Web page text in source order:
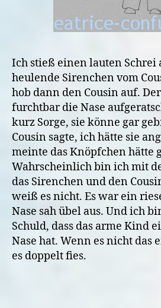
Ich stieß einen lauten Schrei
heulende Sirenchen vom
hob dann den Cousin auf.
furchtbar die Nase
kurz Sorge, sie könne gar
Cousin sagte, ich hätte sie
meinte das Knöpfchen hätte
Wahrscheinlich bin ich mit
das Sirenchen und den
weiß es nicht. Es war ein
Nase sah übel aus. Und ich
Schuld, dass das arme Kind
Nase hat. Wenn es nicht das
es doppelt fies.